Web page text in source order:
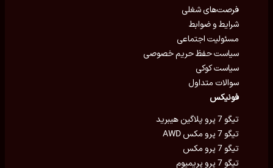
فرصت‌های شغلی
شرایط و ضوابط
مسئولیت اجتماعی
سیاست حفظ حریم خصوصی
سیاست کوکی
سوالات متداول
فونیکس
تیگو 7 پرو پلاگین هیبرید
تیگو 7 پرو مکس AWD
تیگو 7 پرو مکس
تیگو 7 پرو پریمیوم